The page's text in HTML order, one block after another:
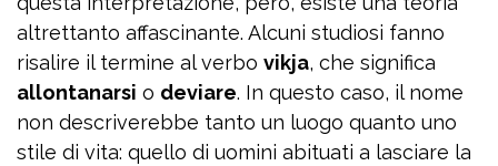
altrettanto affascinante. Alcuni studiosi fanno
risalire il termine al verbo vikja, che significa
allontanarsi o deviare. In questo caso, il nome
non descriverebbe tanto un luogo quanto uno
stile di vita: quello di uomini abituati a lasciare la